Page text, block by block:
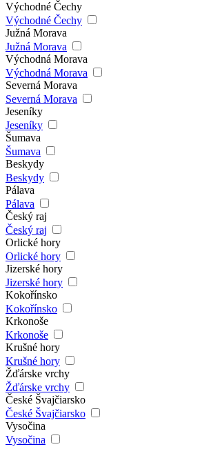
Východné Čechy
Východné Čechy
Južná Morava
Južná Morava
Východná Morava
Východná Morava
Severná Morava
Severná Morava
Jeseníky
Jeseníky
Šumava
Šumava
Beskydy
Beskydy
Pálava
Pálava
Český raj
Český raj
Orlické hory
Orlické hory
Jizerské hory
Jizerské hory
Kokořínsko
Kokořínsko
Krkonoše
Krkonoše
Krušné hory
Krušné hory
Žďárske vrchy
Žďárske vrchy
České Švajčiarsko
České Švajčiarsko
Vysočina
Vysočina